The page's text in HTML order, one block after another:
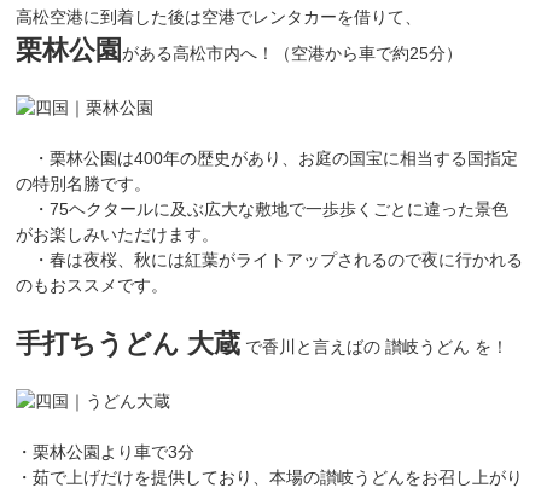
高松空港に到着した後は空港でレンタカーを借りて、
栗林公園がある高松市内へ！（空港から車で約25分）
・栗林公園は400年の歴史があり、お庭の国宝に相当する国指定
の特別名勝です。
・75ヘクタールに及ぶ広大な敷地で一歩歩くごとに違った景色
がお楽しみいただけます。
・春は夜桜、秋には紅葉がライトアップされるので夜に行かれる
のもおススメです。
手打ちうどん 大蔵 で香川と言えばの 讃岐うどん を！
・栗林公園より車で3分
・茹で上げだけを提供しており、本場の讃岐うどんをお召し上がり